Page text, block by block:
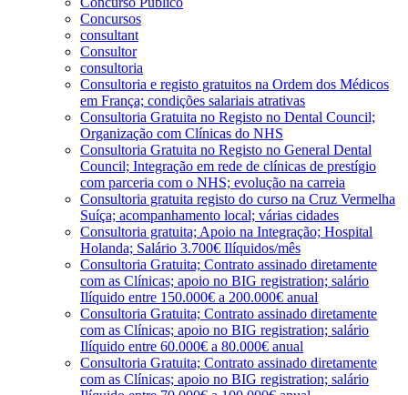
Concursos
consultant
Consultor
consultoria
Consultoria e registo gratuitos na Ordem dos Médicos
em França; condições salariais atrativas
Consultoria Gratuita no Registo no Dental Council;
Organização com Clínicas do NHS
Consultoria Gratuita no Registo no General Dental
Council; Integração em rede de clínicas de prestígio
com parceria com o NHS; evolução na carreia
Consultoria gratuita registo do curso na Cruz Vermelha
Suíça; acompanhamento local; várias cidades
Consultoria gratuita; Apoio na Integração; Hospital
Holanda; Salário 3.700€ Ilíquidos/mês
Consultoria Gratuita; Contrato assinado diretamente
com as Clínicas; apoio no BIG registration; salário
Ilíquido entre 150.000€ a 200.000€ anual
Consultoria Gratuita; Contrato assinado diretamente
com as Clínicas; apoio no BIG registration; salário
Ilíquido entre 60.000€ a 80.000€ anual
Consultoria Gratuita; Contrato assinado diretamente
com as Clínicas; apoio no BIG registration; salário